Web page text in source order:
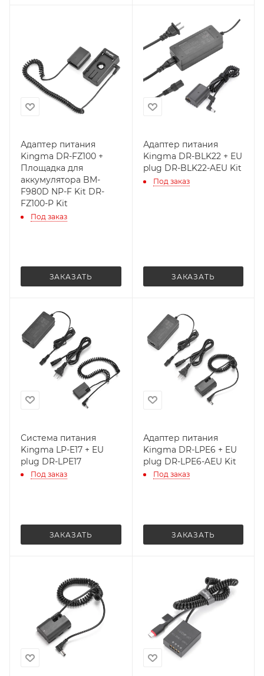
Адаптер питания
Kingma DR-FZ100 +
Площадка для
аккумулятора BM-
F980D NP-F Kit DR-
FZ100-P Kit
Под заказ
ЗАКАЗАТЬ
Адаптер питания
Kingma DR-BLK22 + EU
plug DR-BLK22-AEU Kit
Под заказ
ЗАКАЗАТЬ
Система питания
Kingma LP-E17 + EU
plug DR-LPE17
Под заказ
ЗАКАЗАТЬ
Адаптер питания
Kingma DR-LPE6 + EU
plug DR-LPE6-AEU Kit
Под заказ
ЗАКАЗАТЬ